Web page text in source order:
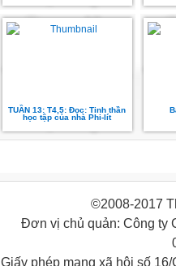
TUẦN 13: T4,5: Đọc: Tinh thần
học tập của nhà Phi-lít
©2008-2017
Đơn vị chủ quản: Công ty
Giấy phép mạng xã hội số